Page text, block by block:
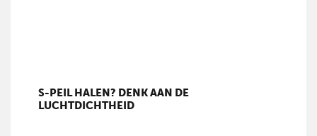
S-PEIL HALEN? DENK AAN DE
LUCHTDICHTHEID